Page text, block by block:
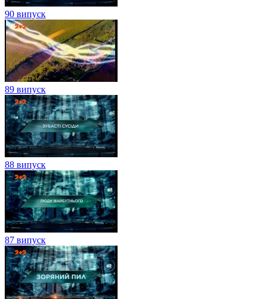
90 випуск
89 випуск
88 випуск
87 випуск